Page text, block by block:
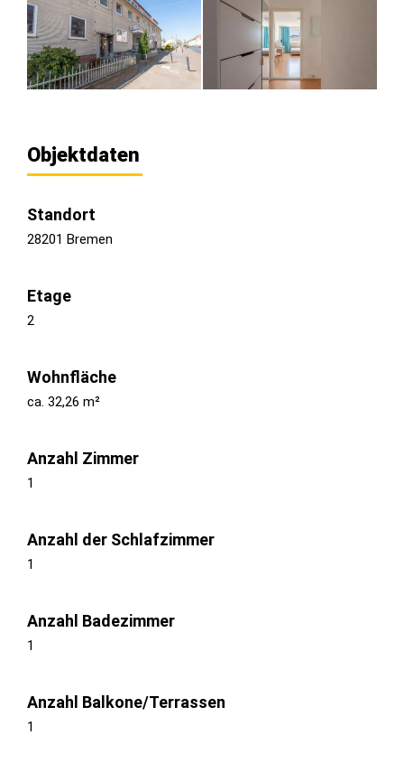
Objektdaten
Standort
28201 Bremen
Etage
2
Wohnfläche
ca. 32,26 m²
Anzahl Zimmer
1
Anzahl der Schlafzimmer
1
Anzahl Badezimmer
1
Anzahl Balkone/Terrassen
1